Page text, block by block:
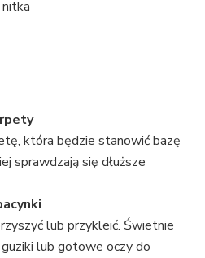
nitka
która będzie stanowić bazę
sprawdzają się dłuższe
lub przykleić. Świetnie
lub gotowe oczy do